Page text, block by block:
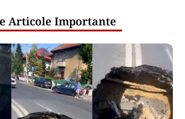
Articole Importante